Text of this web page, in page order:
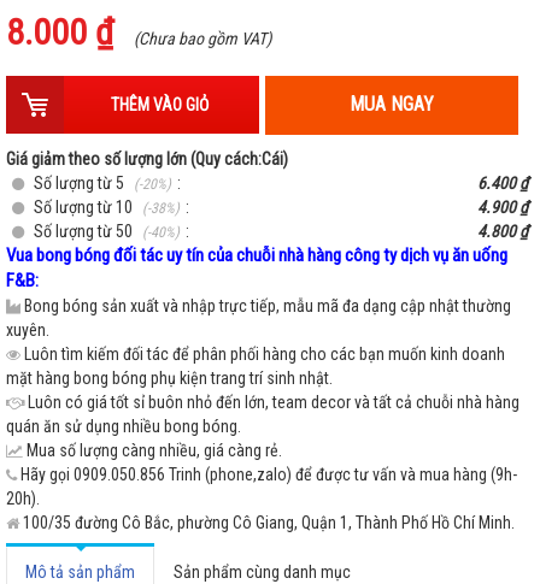
8.000 ₫ (Chưa bao gồm VAT)
THÊM VÀO GIỎ MUA NGAY
Giá giảm theo số lượng lớn (Quy cách:Cái)
Số lượng từ 5
(-20%) :
6.400 ₫
Số lượng từ 10
(-38%) :
4.900 ₫
Số lượng từ 50
(-40%) : 4.800 ₫
Vua bong bóng đối tác uy tín của chuỗi nhà hàng công ty dịch vụ ăn uống
F&B:
Bong bóng sản xuất và nhập trực tiếp, mẫu mã đa dạng cập nhật thường
xuyên.
Luôn tìm kiếm đối tác để phân phối hàng cho các bạn muốn kinh doanh
mặt hàng bong bóng phụ kiện trang trí sinh nhật.
Luôn có giá tốt sỉ buôn nhỏ đến lớn, team decor và tất cả chuỗi nhà hàng
quán ăn sử dụng nhiều bong bóng.
Mua số lượng càng nhiều, giá càng rẻ.
Hãy gọi 0909.050.856 Trinh (phone,zalo) để được tư vấn và mua hàng (9h-
20h).
100/35 đường Cô Bắc, phường Cô Giang, Quận 1, Thành Phố Hồ Chí Minh.
Mô tả sản phẩm Sản phẩm cùng danh mục